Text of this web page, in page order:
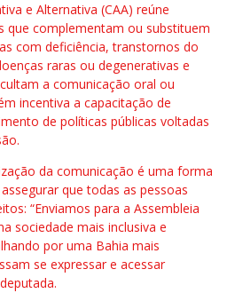
e Alternativa (CAA) reúne
que complementam ou substituem
com deficiência, transtornos do
raras ou degenerativas e
a comunicação oral ou
incentiva a capacitação de
de políticas públicas voltadas
da comunicação é uma forma
que todas as pessoas
“Enviamos para a Assembleia
sociedade mais inclusiva e
por uma Bahia mais
se expressar e acessar